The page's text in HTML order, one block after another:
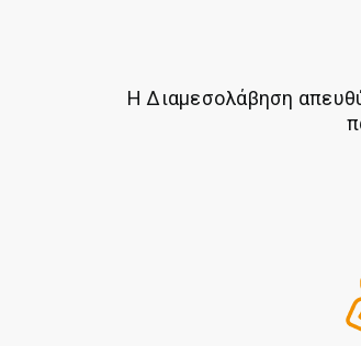
Η Διαμεσολάβηση